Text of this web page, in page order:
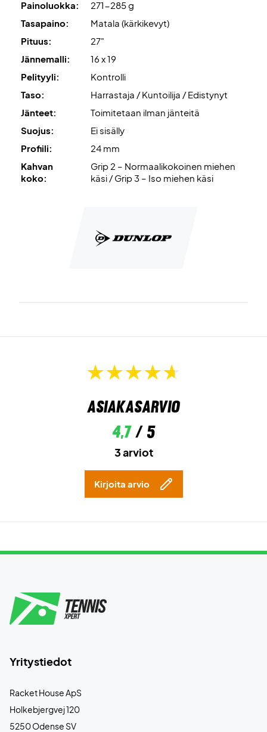
Painoluokka:
271-285 g
Tasapaino:
Matala (kärkikevyt)
Pituus:
27"
Jännemalli:
16 x 19
Pelityyli:
Kontrolli
Taso:
Harrastaja / Kuntoilija / Edistynyt
Jänteet:
Toimitetaan ilman jänteitä
Suojus:
Ei sisälly
Profiili:
24 mm
Kahvan
koko:
Grip 2 – Normaalikokoinen miehen
käsi / Grip 3 – Iso miehen käsi
Asiakasarvio
4,7/ 5
3 arviot
Kirjoita arvio
Yritystiedot
Racket House ApS
Holkebjergvej 120
5250 Odense SV